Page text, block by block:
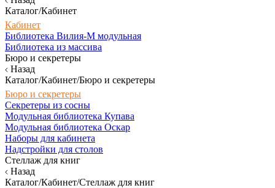
Каталог/Кабинет
Кабинет
Библиотека Вилия-М модульная
Библиотека из массива
Бюро и секретеры
Назад
Каталог/Кабинет/Бюро и секретеры
Бюро и секретеры
Секретеры из сосны
Модульная библиотека Купава
Модульная библиотека Оскар
Наборы для кабинета
Надстройки для столов
Стеллаж для книг
Назад
Каталог/Кабинет/Стеллаж для книг